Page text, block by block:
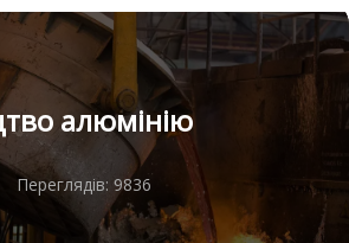
алюмінію
Переглядів: 9836